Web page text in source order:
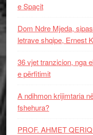
e Spaçit
Dom Ndre Mjeda,
letrave shqipe, Ernest
36 vjet tranzicion, nga
e përfitimit
A ndihmon krijimtaria
fshehura?
PROF. AHMET